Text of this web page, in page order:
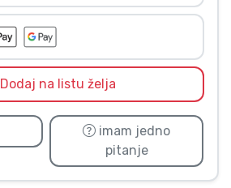
Dodaj na listu želja
imam jedno
pitanje